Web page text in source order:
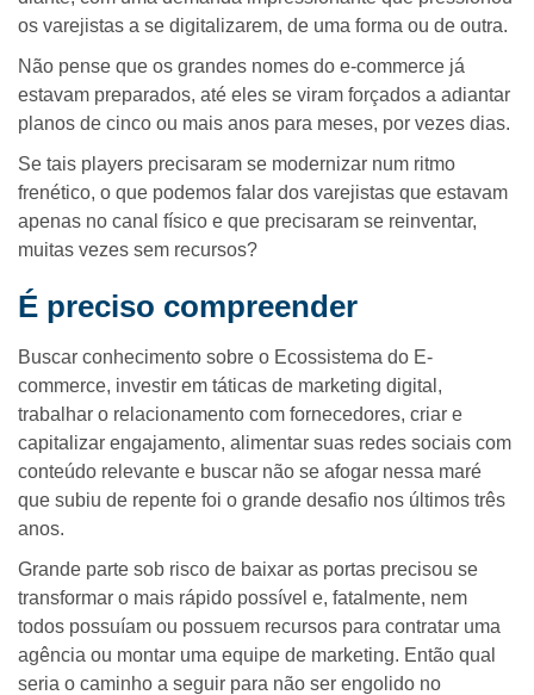
os varejistas a se digitalizarem, de uma forma ou de outra.
Não pense que os grandes nomes do e-commerce já
estavam preparados, até eles se viram forçados a adiantar
planos de cinco ou mais anos para meses, por vezes dias.
Se tais players precisaram se modernizar num ritmo
frenético, o que podemos falar dos varejistas que estavam
apenas no canal físico e que precisaram se reinventar,
muitas vezes sem recursos?
É preciso compreender
Buscar conhecimento sobre o Ecossistema do E-
commerce, investir em táticas de marketing digital,
trabalhar o relacionamento com fornecedores, criar e
capitalizar engajamento, alimentar suas redes sociais com
conteúdo relevante e buscar não se afogar nessa maré
que subiu de repente foi o grande desafio nos últimos três
anos.
Grande parte sob risco de baixar as portas precisou se
transformar o mais rápido possível e, fatalmente, nem
todos possuíam ou possuem recursos para contratar uma
agência ou montar uma equipe de marketing. Então qual
seria o caminho a seguir para não ser engolido no